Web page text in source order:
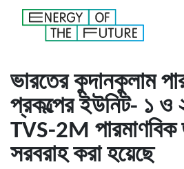
ভারতের কুদানকুলাম
প্রকল্পের ইউনিট- ১
TVS-2M পারমাণবিক
সরবরাহ করা হয়েছে